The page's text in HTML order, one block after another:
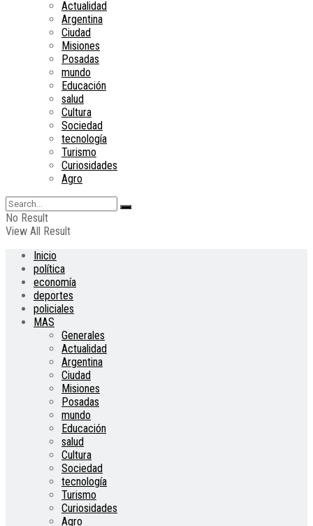
Actualidad
Argentina
Ciudad
Misiones
Posadas
mundo
Educación
salud
Cultura
Sociedad
tecnología
Turismo
Curiosidades
Agro
No Result
View All Result
Inicio
política
economía
deportes
policiales
MAS
Generales
Actualidad
Argentina
Ciudad
Misiones
Posadas
mundo
Educación
salud
Cultura
Sociedad
tecnología
Turismo
Curiosidades
Agro